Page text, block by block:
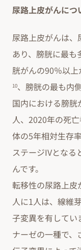
尿路上皮がんにつ
尿路上皮がんは
あり、膀胱に最も
胱がんの90％以
10、膀胱の最も内
国内における膀
人、2020年の死
体の5年相対生存
ステージIVとなる
んです。
転移性の尿路上皮
人に1人は、線維
子変異を有してい
ナーゼの一種で、